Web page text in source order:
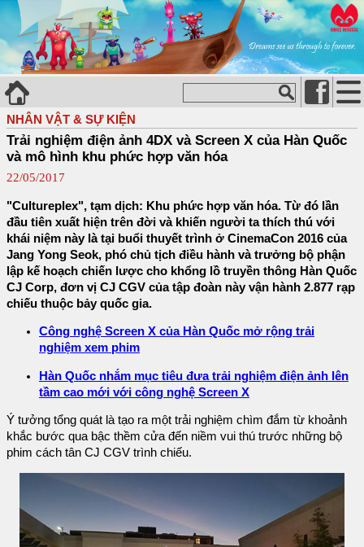
NHÂN VẬT & SỰ KIỆN
Trải nghiệm điện ảnh 4DX và Screen X của Hàn Quốc
và mô hình khu phức hợp văn hóa
22/05/2017
"Cultureplex", tạm dịch: Khu phức hợp văn hóa. Từ đó lần
đầu tiên xuất hiện trên đời và khiến người ta thích thú với
khái niệm này là tại buổi thuyết trình ở CinemaCon 2016 của
Jang Yong Seok, phó chủ tịch điều hành và trưởng bộ phận
lập kế hoạch chiến lược cho khổng lồ truyền thông Hàn Quốc
CJ Corp, đơn vị CJ CGV của tập đoàn này vận hành 2.877 rạp
chiếu thuộc bảy quốc gia.
Công nghệ Screen X của Hàn Quốc mở rộng trải
nghiệm xem phim
Hàn Quốc nhắm mục tiêu đưa trải nghiệm điện ảnh lên
tầm cao mới với công nghệ Screen X
Ý tưởng tổng quát là tạo ra một trải nghiệm chìm đắm từ khoảnh
khắc bước qua bậc thềm cửa đến niềm vui thú trước những bộ
phim cách tân CJ CGV trình chiếu.